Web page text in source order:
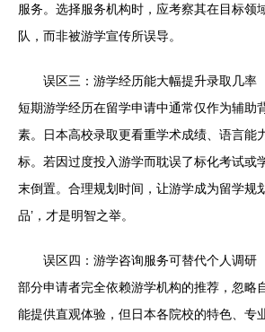
服务。选择服务机构时，应考察其在目标领
队，而非被游学宣传所误导。
误区三：游学经历能大幅提升录取几率
短期游学经历在留学申请中通常仅作为辅助
素。日本高校录取更看重学术成绩、语言能
标。若因过度投入游学而耽误了标化考试或
末倒置。合理规划时间，让游学成为留学规
品’，才是明智之举。
误区四：游学咨询服务可替代个人调研
部分申请者完全依赖游学机构的推荐，忽略
能提供直观体验，但日本各院校的特色、专